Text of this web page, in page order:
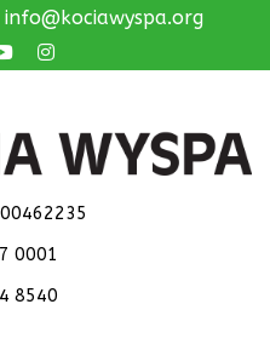
info@kociawyspa.org
0001
8540